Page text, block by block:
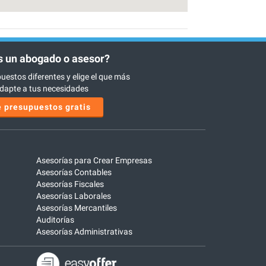
un abogado o asesor?
diferentes y elige el que más
a tus necesidades
presupuestos gratis
Asesorías para Crear Empresas
Asesorías Contables
Asesorías Fiscales
Asesorías Laborales
Asesorías Mercantiles
Auditorías
Asesorías Administrativas